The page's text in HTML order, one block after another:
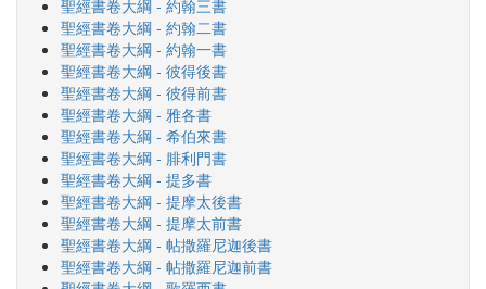
聖經書卷大綱 - 約翰三書
聖經書卷大綱 - 約翰二書
聖經書卷大綱 - 約翰一書
聖經書卷大綱 - 彼得後書
聖經書卷大綱 - 彼得前書
聖經書卷大綱 - 雅各書
聖經書卷大綱 - 希伯來書
聖經書卷大綱 - 腓利門書
聖經書卷大綱 - 提多書
聖經書卷大綱 - 提摩太後書
聖經書卷大綱 - 提摩太前書
聖經書卷大綱 - 帖撒羅尼迦後書
聖經書卷大綱 - 帖撒羅尼迦前書